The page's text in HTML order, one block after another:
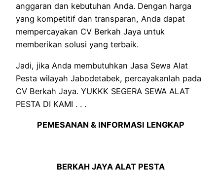
anggaran dan kebutuhan Anda. Dengan harga
yang kompetitif dan transparan, Anda dapat
mempercayakan CV Berkah Jaya untuk
memberikan solusi yang terbaik.
Jadi, jika Anda membutuhkan Jasa Sewa Alat
Pesta wilayah Jabodetabek, percayakanlah pada
CV Berkah Jaya. YUKKK SEGERA SEWA ALAT
PESTA DI KAMI . . .
PEMESANAN & INFORMASI LENGKAP
BERKAH JAYA ALAT PESTA